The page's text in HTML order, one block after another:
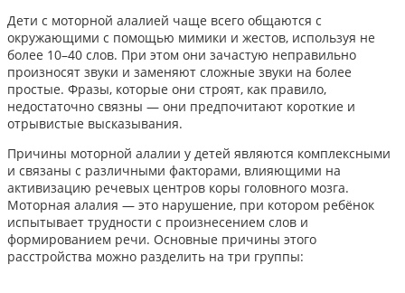
Дети с моторной алалией чаще всего общаются с
окружающими с помощью мимики и жестов, используя не
более 10–40 слов. При этом они зачастую неправильно
произносят звуки и заменяют сложные звуки на более
простые. Фразы, которые они строят, как правило,
недостаточно связны — они предпочитают короткие и
отрывистые высказывания.
Причины моторной алалии у детей являются комплексными
и связаны с различными факторами, влияющими на
активизацию речевых центров коры головного мозга.
Моторная алалия — это нарушение, при котором ребёнок
испытывает трудности с произнесением слов и
формированием речи. Основные причины этого
расстройства можно разделить на три группы: